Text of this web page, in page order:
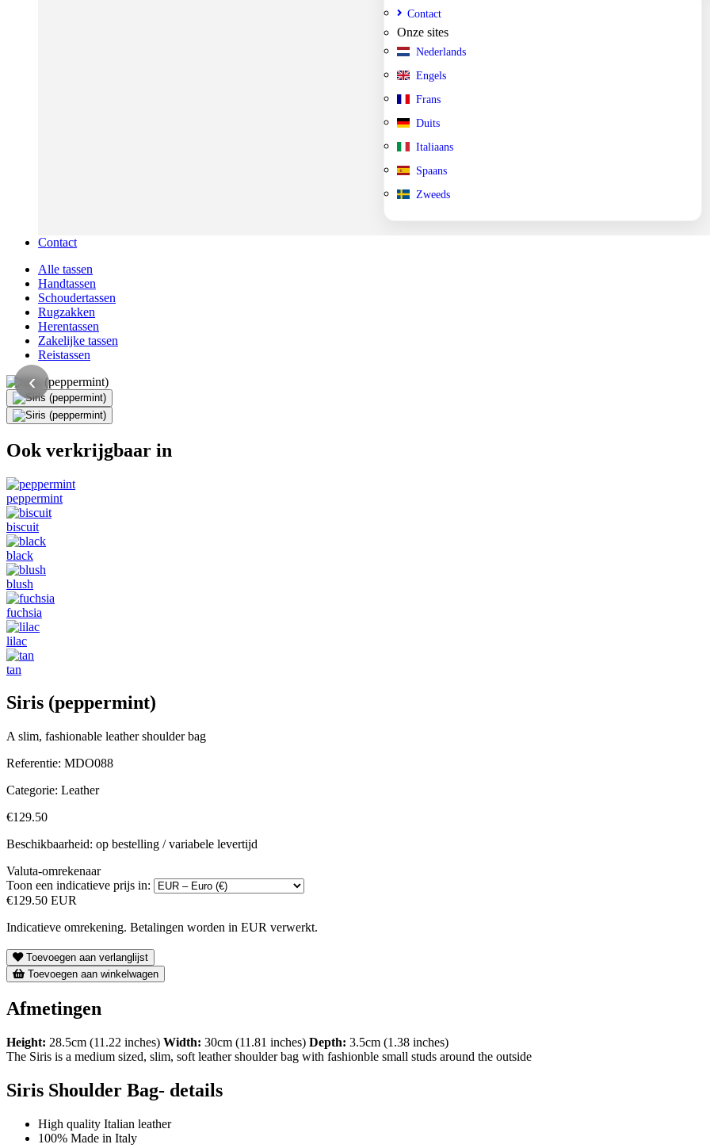
Contact
Onze sites
Nederlands
Engels
Frans
Duits
Italiaans
Spaans
Zweeds
Contact
Alle tassen
Handtassen
Schoudertassen
Rugzakken
Herentassen
Zakelijke tassen
Reistassen
‹
Ook verkrijgbaar in
peppermint
biscuit
black
blush
fuchsia
lilac
tan
Siris (peppermint)
A slim, fashionable leather shoulder bag
Referentie: MDO088
Categorie: Leather
€129.50
Beschikbaarheid: op bestelling / variabele levertijd
Valuta-omrekenaar
Toon een indicatieve prijs in:
€129.50 EUR
Indicatieve omrekening. Betalingen worden in EUR verwerkt.
Toevoegen aan verlanglijst
Toevoegen aan winkelwagen
Afmetingen
Height: 28.5cm (11.22 inches) Width: 30cm (11.81 inches) Depth: 3.5cm (1.38 inches)
The Siris is a medium sized, slim, soft leather shoulder bag with fashionble small studs around the outside
Siris Shoulder Bag- details
High quality Italian leather
100% Made in Italy